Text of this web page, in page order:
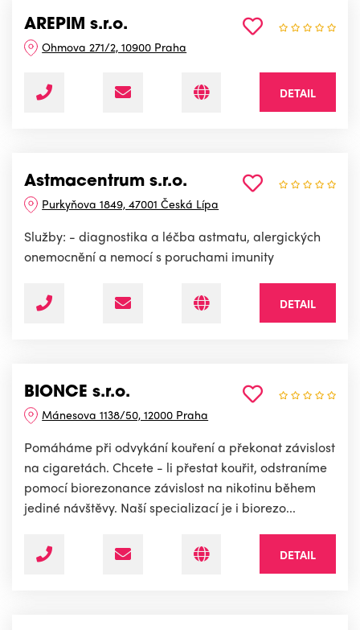
AREPIM s.r.o.
Ohmova 271/2, 10900 Praha
DETAIL
Astmacentrum s.r.o.
Purkyňova 1849, 47001 Česká Lípa
Služby: - diagnostika a léčba astmatu, alergických
onemocnění a nemocí s poruchami imunity
DETAIL
BIONCE s.r.o.
Mánesova 1138/50, 12000 Praha
Pomáháme při odvykání kouření a překonat závislost
na cigaretách. Chcete - li přestat kouřit, odstraníme
pomocí biorezonance závislost na nikotinu během
jediné návštěvy. Naší specializací je i biorezo...
DETAIL